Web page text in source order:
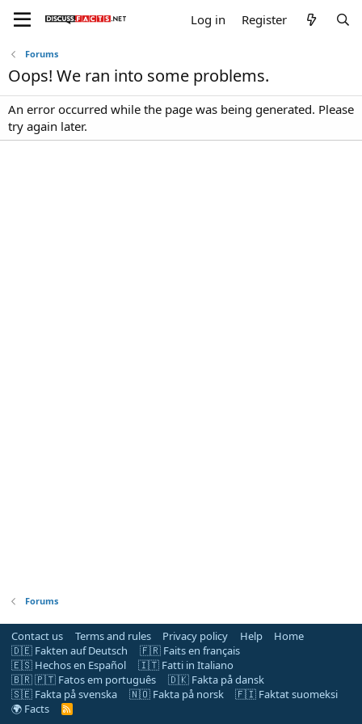
Log in Register
Forums
Oops! We ran into some problems.
An error occurred while the page was being generated. Please
try again later.
Forums
Contact us Terms and rules Privacy policy Help
Home
🇩🇪 Fakten auf Deutsch
🇫🇷 Faits en français
🇪🇸 Hechos en Español
🇮🇹 Fatti in Italiano
🇧🇷 🇵🇹 Fatos em português
🇩🇰 Fakta på dansk
🇸🇪 Fakta på svenska
🇳🇴 Fakta på norsk
🇫🇮 Faktat suomeksi
🌍 Facts
R